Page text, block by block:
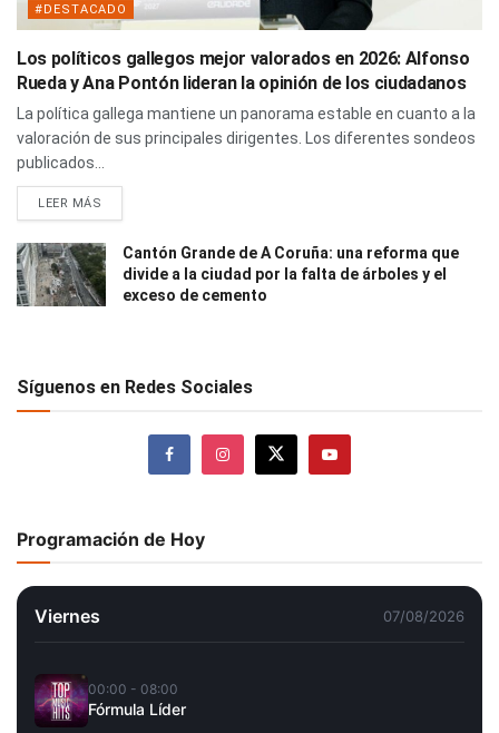
#DESTACADO
Los políticos gallegos mejor valorados en 2026: Alfonso
Rueda y Ana Pontón lideran la opinión de los ciudadanos
La política gallega mantiene un panorama estable en cuanto a la
valoración de sus principales dirigentes. Los diferentes sondeos
publicados...
LEER MÁS
Cantón Grande de A Coruña: una reforma que
divide a la ciudad por la falta de árboles y el
exceso de cemento
Síguenos en Redes Sociales
Programación de Hoy
Viernes 07/08/2026
00:00 - 08:00
Fórmula Líder